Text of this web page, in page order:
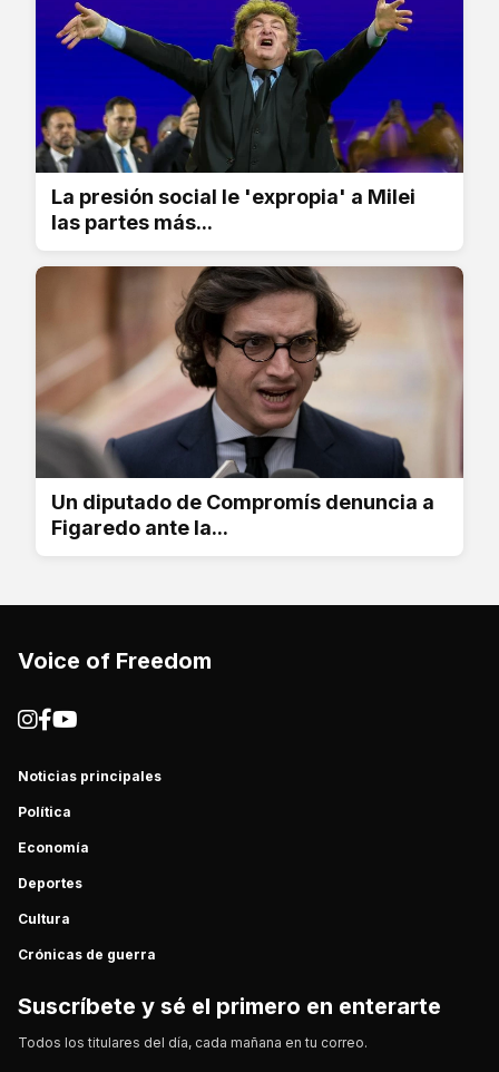
La presión social le 'expropia' a Milei
las partes más...
Un diputado de Compromís denuncia a
Figaredo ante la...
Voice of Freedom
Noticias principales
Política
Economía
Deportes
Cultura
Crónicas de guerra
Suscríbete y sé el primero en enterarte
Todos los titulares del día, cada mañana en tu correo.